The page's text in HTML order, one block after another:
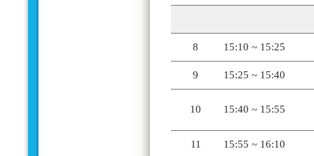
8 15:10 ~ 15:25
9 15:25 ~ 15:40
10 15:40 ~ 15:55
11 15:55 ~ 16:10